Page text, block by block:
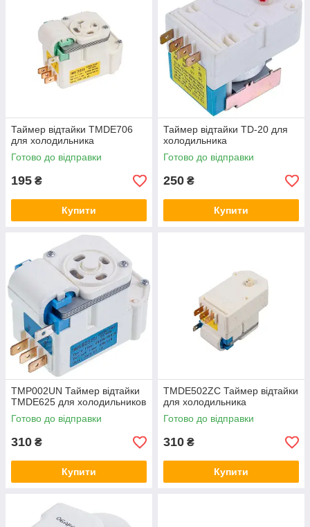
Процес оформлення покупки не займе у вас багато часу.
Щоб купити таймер відтаювання холодильника, вам
достатньо додати його до свого кошика і перейти на сторінку
оформлення замовлення. Крім того, сайт пропонує вам
найбільш привабливі ціни на покупку, а також можливість
доставки товару вам додому за допомогою кур'єра.
Таймер відтайки TMDE706
для холодильника
Готово до відправки
195 ₴
Купити
Таймер відтайки TD-20 для
холодильника
Готово до відправки
250 ₴
Купити
TMP002UN Таймер відтайки
TMDE625 для холодильников
Готово до відправки
310 ₴
Купити
TMDE502ZC Таймер відтайки
для холодильника
Готово до відправки
310 ₴
Купити